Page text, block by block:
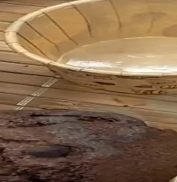
ve güvenli bir dekorasyon
ve Dayanıklılık Sağlar
pratik ve dayanıklı,
Çözümü
pratiklik sağlar. 25
Pembe Estetik